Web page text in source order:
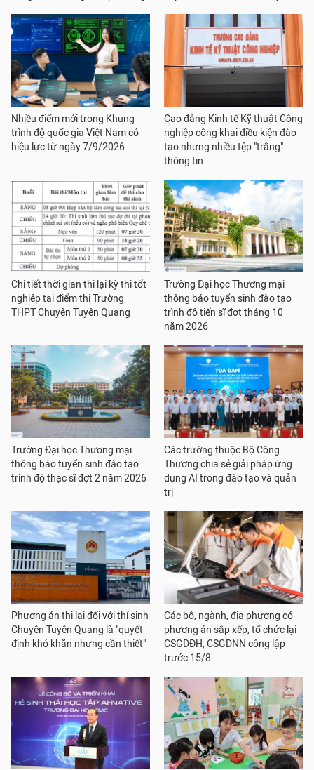
Nhiều điểm mới trong Khung
trình độ quốc gia Việt Nam có
hiệu lực từ ngày 7/9/2026
Cao đẳng Kinh tế Kỹ thuật Công
nghiệp công khai điều kiện đào
tạo nhưng nhiều tệp "trắng"
thông tin
Chi tiết thời gian thi lại kỳ thi tốt
nghiệp tại điểm thi Trường
THPT Chuyên Tuyên Quang
Trường Đại học Thương mại
thông báo tuyển sinh đào tạo
trình độ tiến sĩ đợt tháng 10
năm 2026
Trường Đại học Thương mại
thông báo tuyển sinh đào tạo
trình độ thạc sĩ đợt 2 năm 2026
Các trường thuộc Bộ Công
Thương chia sẻ giải pháp ứng
dụng AI trong đào tạo và quản
trị
Phương án thi lại đối với thí sinh
Chuyên Tuyên Quang là "quyết
định khó khăn nhưng cần thiết"
Các bộ, ngành, địa phương có
phương án sắp xếp, tổ chức lại
CSGDĐH, CSGDNN công lập
trước 15/8